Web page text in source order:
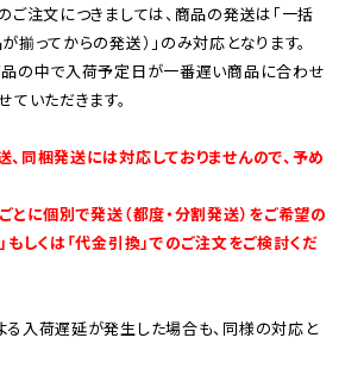
ご注文につきましては、商品の発送は「一括
揃ってからの発送）」のみ対応となります。
品の中で入荷予定日が一番遅い商品に合わせ
ていただきます。
同梱発送には対応しておりませんので、予め
とに個別で発送（都度・分割発送）をご希望の
もしくは「代金引換」でのご注文をご検討くだ
入荷遅延が発生した場合も、同様の対応と